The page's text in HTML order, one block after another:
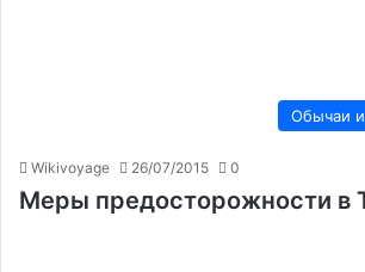
Обычаи
Wikivoyage 26/07/2015 0
Меры предосторожности в